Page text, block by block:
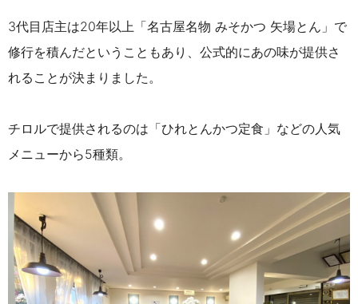
3代目店主は20年以上「名古屋名物 みそかつ 矢場とん」で
修行を積んだということもあり、公式的にあの味が提供さ
れることが決まりました。
チロルで提供されるのは「ひれとんかつ定食」などの人気
メニューから5種類。